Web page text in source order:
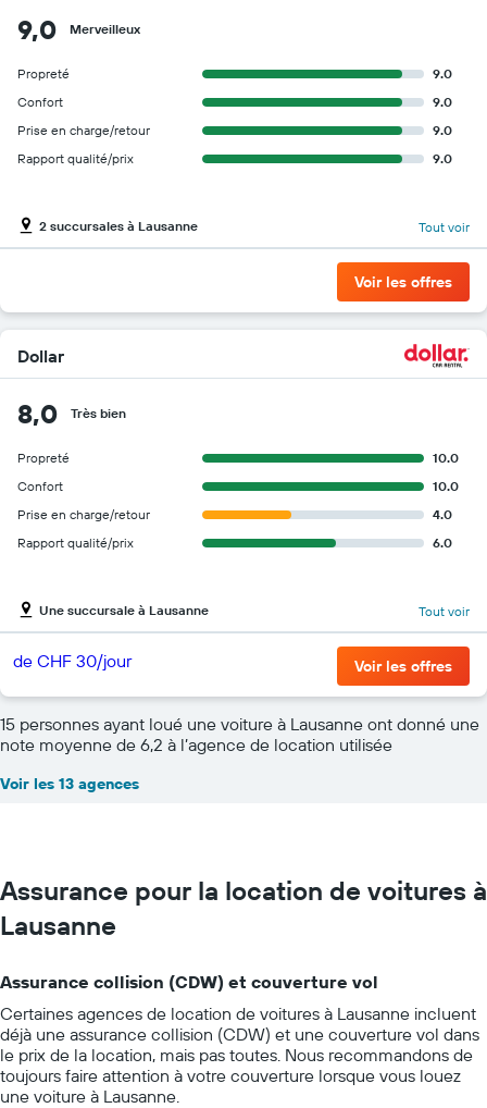
9,0 Merveilleux
Propreté
9.0
Confort
9.0
Prise en charge/retour
9.0
Rapport qualité/prix
9.0
2 succursales à Lausanne Tout voir
Voir les offres
Dollar
8,0 Très bien
Propreté
10.0
Confort
10.0
Prise en charge/retour
4.0
Rapport qualité/prix
6.0
Une succursale à Lausanne Tout voir
de CHF 30/jour Voir les offres
15 personnes ayant loué une voiture à Lausanne ont donné une
note moyenne de 6,2 à l’agence de location utilisée
Voir les 13 agences
Assurance pour la location de voitures à
Lausanne
Assurance collision (CDW) et couverture vol
Certaines agences de location de voitures à Lausanne incluent
déjà une assurance collision (CDW) et une couverture vol dans
le prix de la location, mais pas toutes. Nous recommandons de
toujours faire attention à votre couverture lorsque vous louez
une voiture à Lausanne.